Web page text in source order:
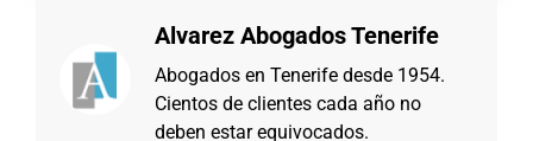
Alvarez Abogados Tenerife
Abogados en Tenerife desde 1954.
Cientos de clientes cada año no
deben estar equivocados.